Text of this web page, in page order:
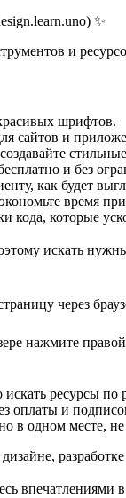
✨
и
шрифтов.
сайтов и
и без
как будет
время при
которые
искать
через
нажмите
ресурсы по
оплаты и
в одном месте,
впечатлениями